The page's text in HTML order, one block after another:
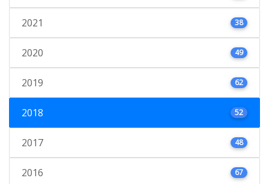
2021 38
2020 49
2019 62
2018 52
2017 48
2016 67